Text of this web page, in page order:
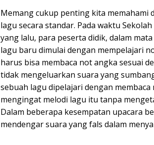
Memang cukup penting kita memahami
lagu secara standar. Pada waktu
yang lalu, para peserta didik, dalam
lagu baru dimulai dengan mempelajari
harus bisa membaca not angka sesuai
tidak mengeluarkan suara yang
sebuah lagu dipelajari dengan
mengingat melodi lagu itu tanpa
Dalam beberapa kesempatan upacara
mendengar suara yang fals dalam